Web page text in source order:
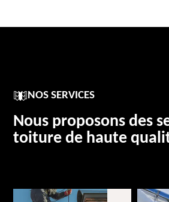
NOS SERVICES
Nous proposons des
toiture de haute